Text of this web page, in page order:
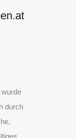
durch